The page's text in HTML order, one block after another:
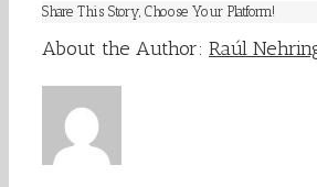
Share This Story, Choose Your Platform!
About the Author: Raúl